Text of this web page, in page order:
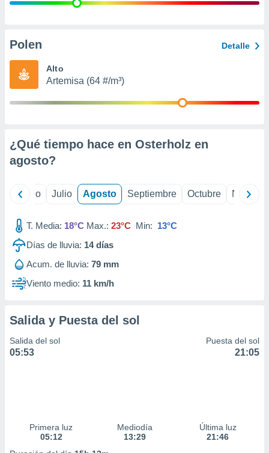
publicidad
de
Polen Detalle
Alto
Artemisa (64 #/m³)
¿Qué tiempo hace en Osterholz en
agosto?
Junio Julio Agosto Septiembre Octubre
T. Media: 18°C Max.: 23°C Min: 13°C
Días de lluvia: 14días
Acum. de lluvia: 79 mm
Viento medio: 11 km/h
Salida y Puesta del sol
Salida del sol
05:53
Puesta del sol
21:05
Primera luz
05:12
Mediodía
13:29
Última luz
21:46